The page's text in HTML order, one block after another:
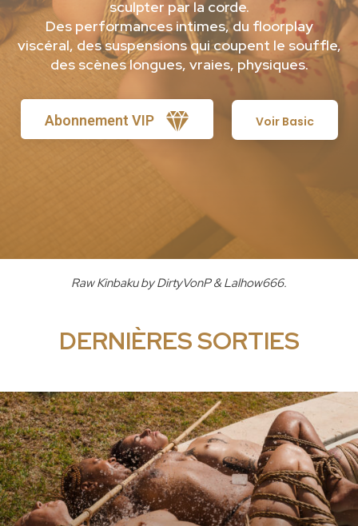
sculpter par la corde.
Des performances intimes, du floorplay
viscéral, des suspensions qui coupent le souffle,
des scènes longues, vraies, physiques.
Abonnement VIP Voir Basic
Raw Kinbaku by DirtyVonP & Lalhow666.
DERNIÈRES SORTIES